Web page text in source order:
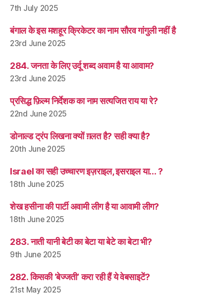
7th July 2025
बंगाल के इस मशहूर क्रिकेटर का नाम सौरव गांगुली नहीं है
23rd June 2025
284. जनता के लिए उर्दू शब्द अवाम है या आवाम?
23rd June 2025
प्रसिद्ध फ़िल्म निर्देशक का नाम सत्यजित राय या रे?
22nd June 2025
डोनाल्ड ट्रंप लिखना क्यों ग़लत है? सही क्या है?
20th June 2025
Israel का सही उच्चारण इज़राइल, इसराइल या… ?
18th June 2025
शेख हसीना की पार्टी अवामी लीग है या आवामी लीग?
18th June 2025
283. नाती यानी बेटी का बेटा या बेटे का बेटा भी?
9th June 2025
282. किसकी ‘बेज्जती’ करा रही हैं ये वेबसाइटें?
21st May 2025